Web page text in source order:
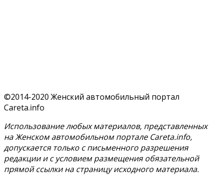
©2014-2020 Женский автомобильный портал
Careta.info
Использование любых материалов, представленных
на Женском автомобильном портале Careta.info,
допускается только с письменного разрешения
редакции и с условием размещения обязательной
прямой ссылки на страницу исходного материала.